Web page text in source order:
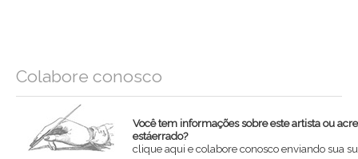
Colabore conosco
Você tem informações sobre este artista ou
estáerrado?
clique aqui e colabore conosco enviando sua